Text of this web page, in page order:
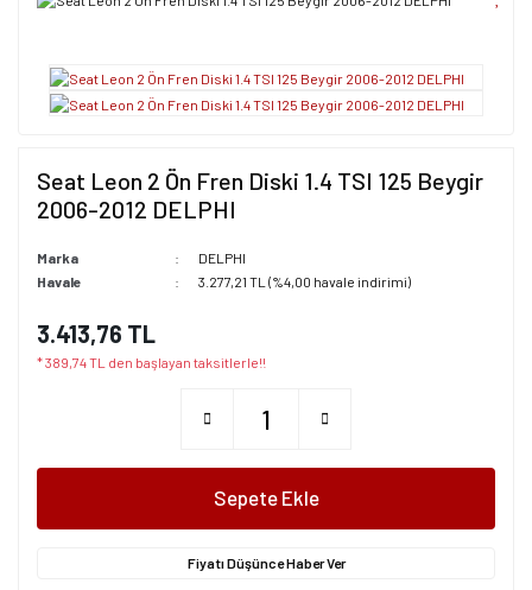
Seat Leon 2 Ön Fren Diski 1.4 TSI 125 Beygir
2006-2012 DELPHI
Marka
DELPHI
Havale
3.277,21 TL (%4,00 havale indirimi)
3.413,76 TL
* 389,74 TL den başlayan taksitlerle!!
Sepete Ekle
Fiyatı Düşünce Haber Ver